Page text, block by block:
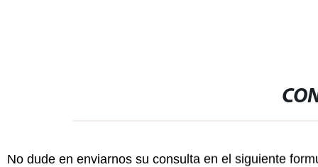
No dude en enviarnos su consulta en el siguiente